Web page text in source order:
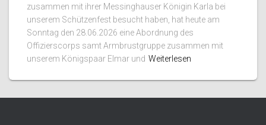
zusammen mit ihrer Messinghauser Königin Karla bei
unserem Schützenfest besucht haben, hat heute am
Sonntag den 28.06.2026 eine Abordnung des
Offizierscorps samt Armbrustgruppe zusammen mit
unserem Königspaar Elmar und Weiterlesen